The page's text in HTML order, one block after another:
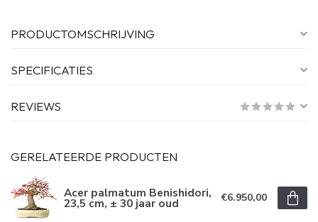
PRODUCTOMSCHRIJVING
SPECIFICATIES
REVIEWS
GERELATEERDE PRODUCTEN
Acer palmatum Benishidori,
23,5 cm, ± 30 jaar oud €6.950,00